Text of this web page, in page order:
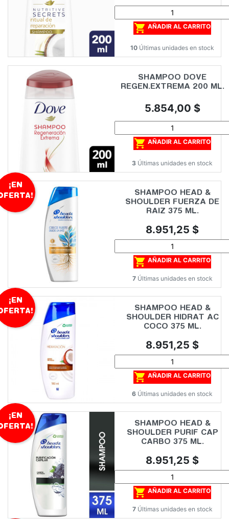
 AÑADIR AL CARRITO
10 Últimas unidades en stock
SHAMPOO DOVE
REGEN.EXTREMA 200 ML.
Precio
5.854,00 $
 AÑADIR AL CARRITO
3 Últimas unidades en stock
SHAMPOO HEAD &
SHOULDER FUERZA DE
RAIZ 375 ML.
Precio
8.951,25 $
 AÑADIR AL CARRITO
7 Últimas unidades en stock
¡EN
SHAMPOO HEAD &
SHOULDER HIDRAT AC
COCO 375 ML.
Precio
8.951,25 $
 AÑADIR AL CARRITO
6 Últimas unidades en stock
¡EN
SHAMPOO HEAD &
SHOULDER PURIF CAP
CARBO 375 ML.
Precio
8.951,25 $
 AÑADIR AL CARRITO
7 Últimas unidades en stock
¡EN